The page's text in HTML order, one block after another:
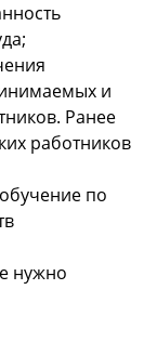
и
Ранее
работников
по
нужно